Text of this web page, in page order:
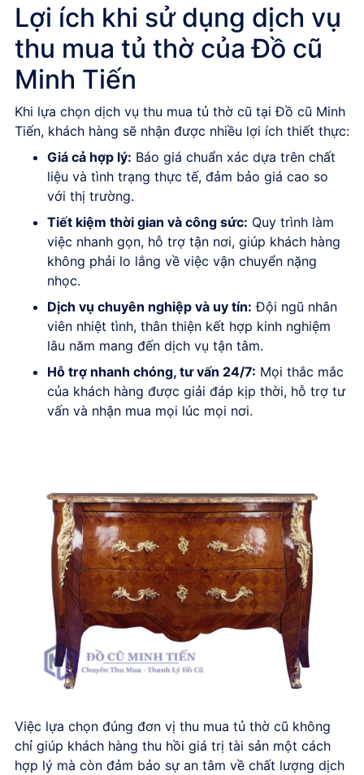
Lợi ích khi sử dụng dịch vụ
thu mua tủ thờ của Đồ cũ
Minh Tiến
Khi lựa chọn dịch vụ thu mua tủ thờ cũ tại Đồ cũ Minh
Tiến, khách hàng sẽ nhận được nhiều lợi ích thiết thực:
Giá cả hợp lý: Báo giá chuẩn xác dựa trên chất
liệu và tình trạng thực tế, đảm bảo giá cao so
với thị trường.
Tiết kiệm thời gian và công sức: Quy trình làm
việc nhanh gọn, hỗ trợ tận nơi, giúp khách hàng
không phải lo lắng về việc vận chuyển nặng
nhọc.
Dịch vụ chuyên nghiệp và uy tín: Đội ngũ nhân
viên nhiệt tình, thân thiện kết hợp kinh nghiệm
lâu năm mang đến dịch vụ tận tâm.
Hỗ trợ nhanh chóng, tư vấn 24/7: Mọi thắc mắc
của khách hàng được giải đáp kịp thời, hỗ trợ tư
vấn và nhận mua mọi lúc mọi nơi.
Việc lựa chọn đúng đơn vị thu mua tủ thờ cũ không
chỉ giúp khách hàng thu hồi giá trị tài sản một cách
hợp lý mà còn đảm bảo sự an tâm về chất lượng dịch